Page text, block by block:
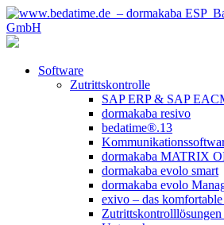
Software
Zutrittskontrolle
SAP ERP & SAP
dormakaba resivo
bedatime®.13
dormakaba MATRIX
dormakaba evolo smart
dormakaba evolo
exivo – das